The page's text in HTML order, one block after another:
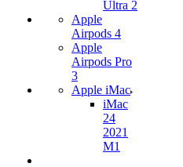
Ultra 2
Apple
Airpods 4
Apple
Airpods Pro
3
Apple iMac
iMac
24
2021
M1